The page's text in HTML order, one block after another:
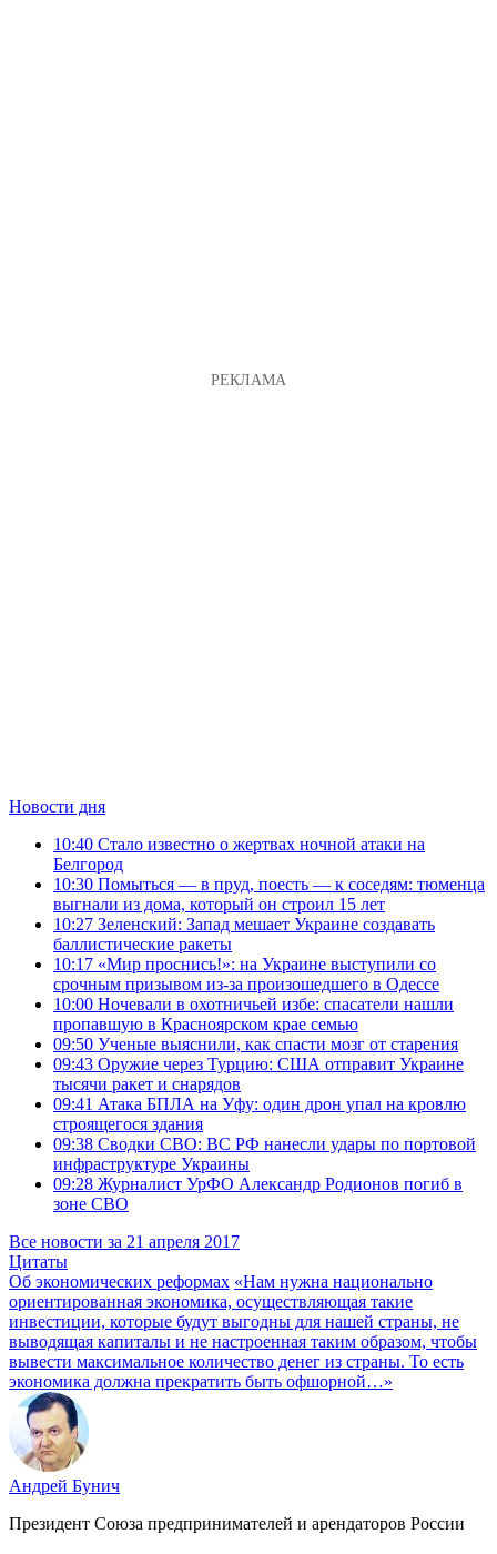
Новости дня
10:40 Стало известно о жертвах ночной атаки на
Белгород
10:30 Помыться — в пруд, поесть — к соседям: тюменца
выгнали из дома, который он строил 15 лет
10:27 Зеленский: Запад мешает Украине создавать
баллистические ракеты
10:17 «Мир проснись!»: на Украине выступили со
срочным призывом из-за произошедшего в Одессе
10:00 Ночевали в охотничьей избе: спасатели нашли
пропавшую в Красноярском крае семью
09:50 Ученые выяснили, как спасти мозг от старения
09:43 Оружие через Турцию: США отправит Украине
тысячи ракет и снарядов
09:41 Атака БПЛА на Уфу: один дрон упал на кровлю
строящегося здания
09:38 Сводки СВО: ВС РФ нанесли удары по портовой
инфраструктуре Украины
09:28 Журналист УрФО Александр Родионов погиб в
зоне СВО
Все новости за 21 апреля 2017
Цитаты
Об экономических реформах «Нам нужна национально
ориентированная экономика, осуществляющая такие
инвестиции, которые будут выгодны для нашей страны, не
выводящая капиталы и не настроенная таким образом, чтобы
вывести максимальное количество денег из страны. То есть
экономика должна прекратить быть офшорной…»
Андрей Бунич
Президент Союза предпринимателей и арендаторов России